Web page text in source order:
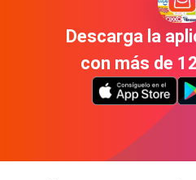
Descarga la
con más de